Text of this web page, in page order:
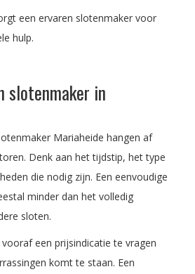
een ervaren slotenmaker voor
hulp.
slotenmaker in
Mariaheide hangen af
Denk aan het tijdstip, het type
die nodig zijn. Een eenvoudige
minder dan het volledig
sloten.
een prijsindicatie te vragen
komt te staan. Een